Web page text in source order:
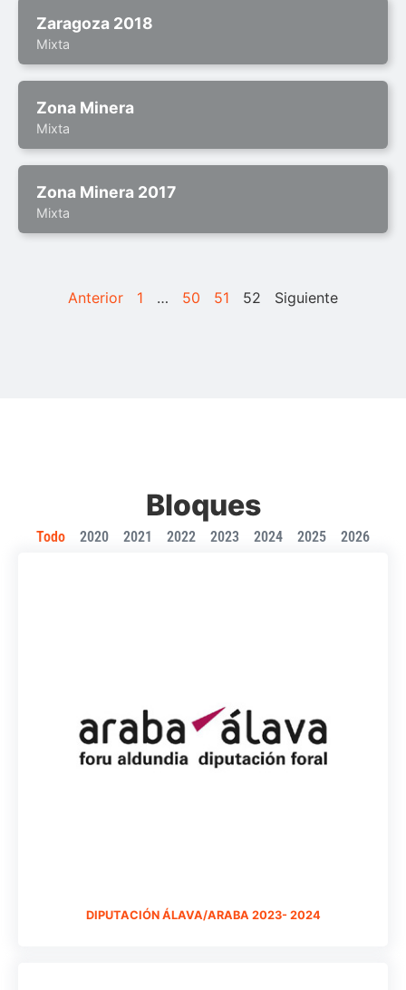
Zaragoza 2018
Mixta
Zona Minera
Mixta
Zona Minera 2017
Mixta
Anterior 1 … 50 51 52 Siguiente
Bloques
2020 2021 2022 2023 2024 2025 2026
Todo
DIPUTACIÓN ÁLAVA/ARABA 2023- 2024